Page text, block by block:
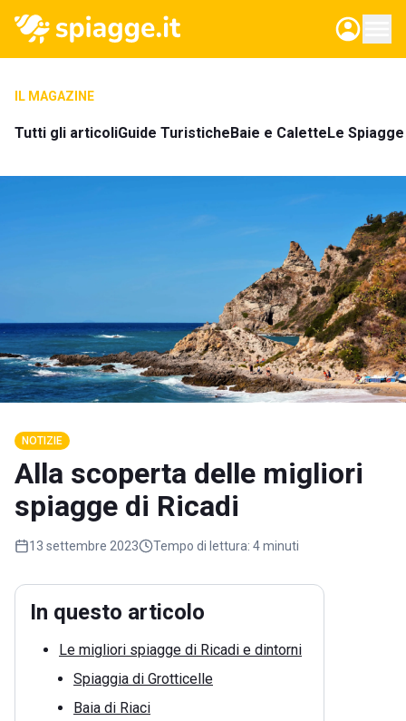
IL MAGAZINE
Tutti gli articoliGuide TuristicheBaie e CaletteLe
NOTIZIE
Alla scoperta delle migliori
spiagge di Ricadi
13 settembre 2023 Tempo di lettura: 4 minuti
In questo articolo
Le migliori spiagge di Ricadi e dintorni
Spiaggia di Grotticelle
Baia di Riaci